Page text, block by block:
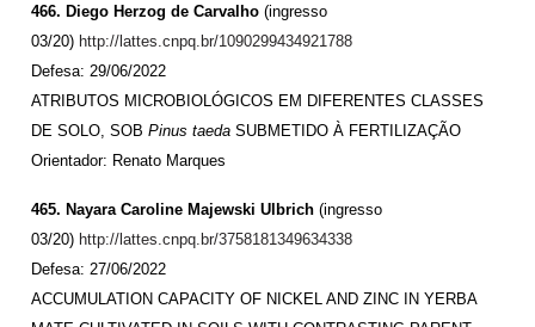
466. Diego Herzog de Carvalho (ingresso
03/20) http://lattes.cnpq.br/1090299434921788
Defesa: 29/06/2022
ATRIBUTOS MICROBIOLÓGICOS EM DIFERENTES CLASSES
DE SOLO, SOB Pinus taeda SUBMETIDO À FERTILIZAÇÃO
Orientador: Renato Marques
465. Nayara Caroline Majewski Ulbrich (ingresso
03/20) http://lattes.cnpq.br/3758181349634338
Defesa: 27/06/2022
ACCUMULATION CAPACITY OF NICKEL AND ZINC IN YERBA